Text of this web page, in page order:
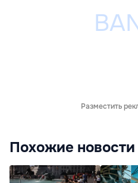
Разместить
Похожие новости